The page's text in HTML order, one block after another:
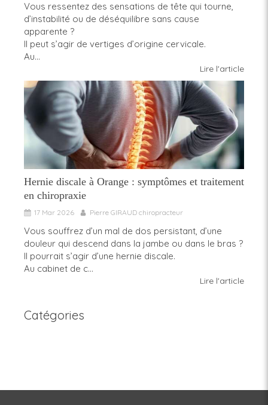
Vous ressentez des sensations de tête qui tourne,
d’instabilité ou de déséquilibre sans cause
apparente ?
Il peut s’agir de vertiges d’origine cervicale.
Au...
Lire l'article
Hernie discale à Orange : symptômes et traitement
en chiropraxie
17 Mar 2026 Pierre GIRAUD chiropracteur
Vous souffrez d’un mal de dos persistant, d’une
douleur qui descend dans la jambe ou dans le bras ?
Il pourrait s’agir d’une hernie discale.
Au cabinet de c...
Lire l'article
Catégories